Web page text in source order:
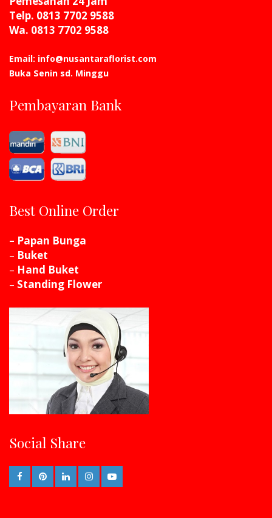
Telp. 0813 7702 9588
Wa. 0813 7702 9588
Email: info@nusantaraflorist.com
Buka Senin sd. Minggu
Pembayaran Bank
Best Online Order
– Papan Bunga
– Buket
– Hand Buket
– Standing Flower
Social Share